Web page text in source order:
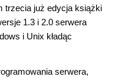
trzecia już edycja książki
1.3 i 2.0 serwera
i Unix kładąc
serwera,